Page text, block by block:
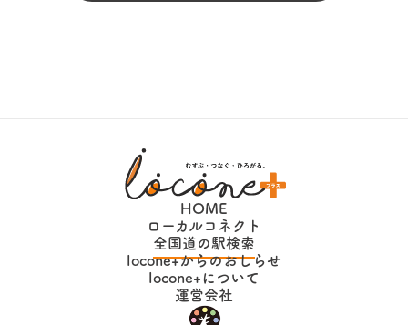
HOME
ローカルコネクト
全国道の駅検索
locone+からのおしらせ
locone+について
運営会社